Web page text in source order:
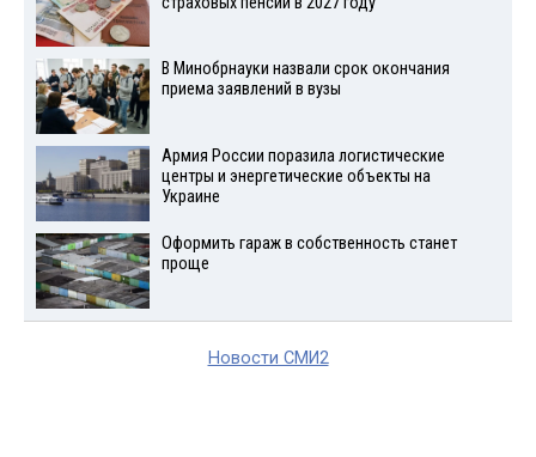
В Минобрнауки назвали срок окончания
приема заявлений в вузы
Армия России поразила логистические
центры и энергетические объекты на
Украине
Оформить гараж в собственность станет
проще
Новости СМИ2